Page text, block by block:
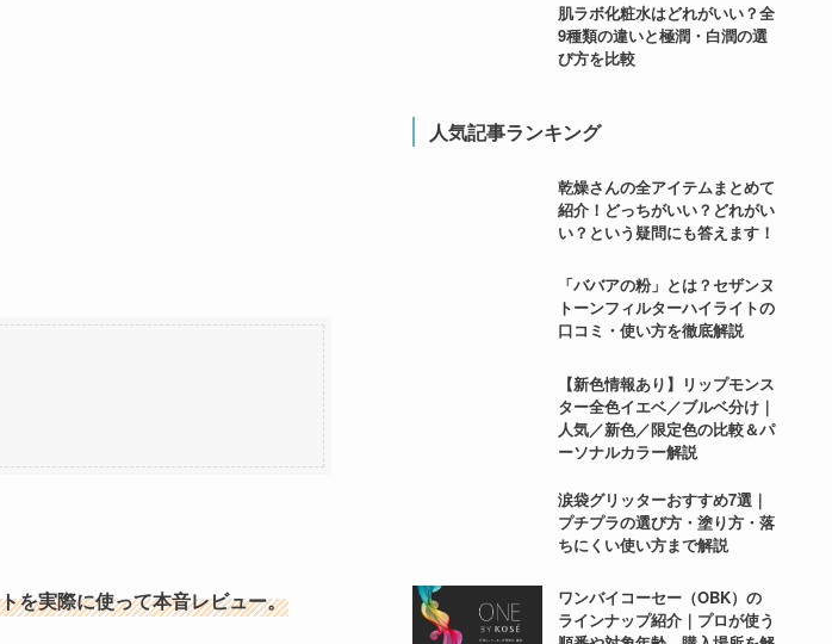
を実際に使って本音レビュー。
肌ラボ化粧水はどれがいい？全
9種類の違いと極潤・白潤の選
び方を比較
人気記事ランキング
乾燥さんの全アイテムまとめて
紹介！どっちがいい？どれがい
い？という疑問にも答えます！
「ババアの粉」とは？セザンヌ
トーンフィルターハイライトの
口コミ・使い方を徹底解説
【新色情報あり】リップモンス
ター全色イエベ／ブルベ分け｜
人気／新色／限定色の比較＆パ
ーソナルカラー解説
涙袋グリッターおすすめ7選｜
プチプラの選び方・塗り方・落
ちにくい使い方まで解説
ワンバイコーセー（OBK）の
ラインナップ紹介｜プロが使う